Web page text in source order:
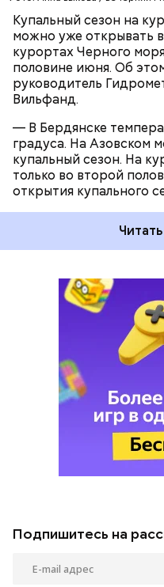
Купальный сезон на
можно уже открывать
курортах Черного
половине июня. Об
руководитель
Вильфанд.
— В Бердянске
градуса. На Азовском
купальный сезон. На
только во второй
открытия купального
Подпишитесь на